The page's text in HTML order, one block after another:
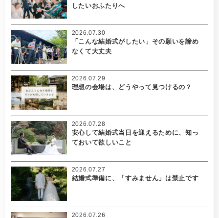
したいおふたりへ
「こんな結婚式がしたい」その願いを諦め
なくて大丈夫
2026.07.30
理想の会場は、どうやって見つけるの？
2026.07.29
安心して結婚式当日を迎えるために、知っ
ておいて欲しいこと
2026.07.28
結婚式準備に、「すみません」は禁止です
2026.07.27
2026.07.26